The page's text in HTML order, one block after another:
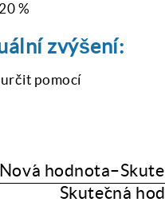
%
zvýšení:
pomocí
Skutec
ˇna
ˊ
Nova
ˊ hodnota–Skute